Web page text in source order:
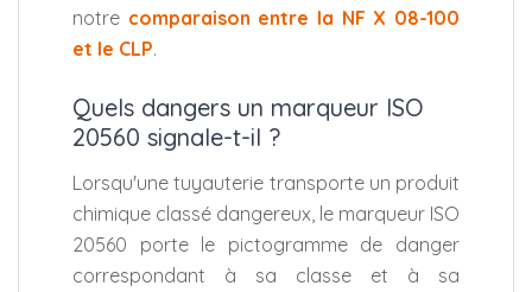
notre comparaison entre la NF X 08-100
et le CLP.
Quels dangers un marqueur ISO
20560 signale-t-il ?
Lorsqu'une tuyauterie transporte un produit
chimique classé dangereux, le marqueur ISO
20560 porte le pictogramme de danger
correspondant à sa classe et à sa